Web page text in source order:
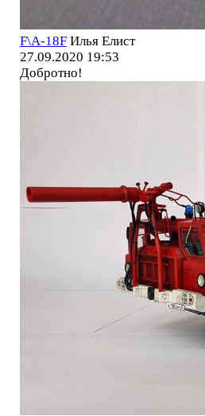
F\A-18F Илья Елист
27.09.2020 19:53
Добротно!